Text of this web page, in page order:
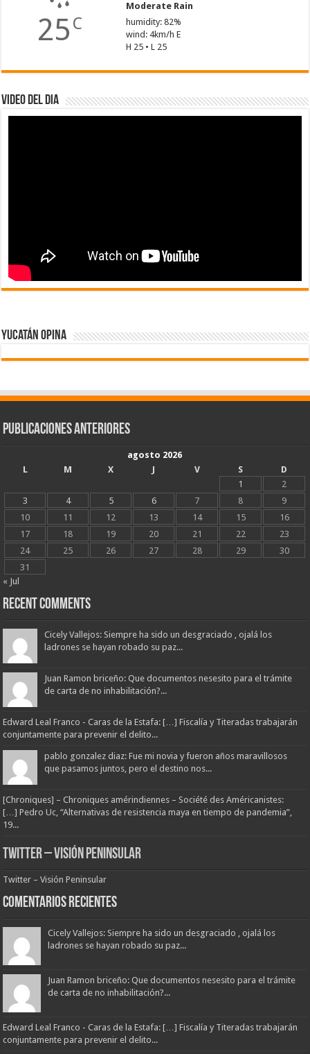
25 C
Moderate Rain
humidity: 82%
wind: 4km/h E
H 25 • L 25
Video del dia
Yucatán Opina
Publicaciones Anteriores
agosto 2026
L
M X J V S
D
1
2
3
4 5 6 7 8
9
10
11 12 13 14 15
16
17
18 19 20 21 22
23
24
25 26 27 28 29
30
31
« Jul
Recent Comments
Cicely Vallejos: Siempre ha sido un desgraciado , ojalá los
ladrones se hayan robado su paz...
Juan Ramon briceño: Que documentos nesesito para el trámite
de carta de no inhabilitación?...
Edward Leal Franco - Caras de la Estafa: […] Fiscalía y Titeradas trabajarán
conjuntamente para prevenir el delito...
pablo gonzalez diaz: Fue mi novia y fueron años maravillosos
que pasamos juntos, pero el destino nos...
[Chroniques] – Chroniques amérindiennes – Société des Américanistes:
[…] Pedro Uc, “Alternativas de resistencia maya en tiempo de pandemia”,
19...
Twitter – Visión Peninsular
Twitter – Visión Peninsular
Comentarios Recientes
Cicely Vallejos: Siempre ha sido un desgraciado , ojalá los
ladrones se hayan robado su paz...
Juan Ramon briceño: Que documentos nesesito para el trámite
de carta de no inhabilitación?...
Edward Leal Franco - Caras de la Estafa: […] Fiscalía y Titeradas trabajarán
conjuntamente para prevenir el delito...